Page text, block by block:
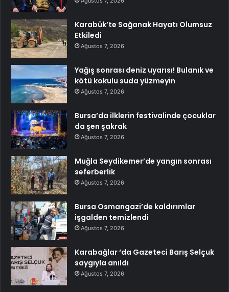
Karabük’te Sağanak Hayatı Olumsuz
Etkiledi
Ağustos 7, 2026
Yağış sonrası deniz uyarısı! Bulanık ve
kötü kokulu suda yüzmeyin
Ağustos 7, 2026
Bursa’da ilklerin festivalinde çocuklar
da şen şakrak
Ağustos 7, 2026
Muğla Seydikemer’de yangın sonrası
seferberlik
Ağustos 7, 2026
Bursa Osmangazi’de kaldırımlar
işgalden temizlendi
Ağustos 7, 2026
Karabağlar ‘da Gazeteci Barış Selçuk
saygıyla anıldı
Ağustos 7, 2026